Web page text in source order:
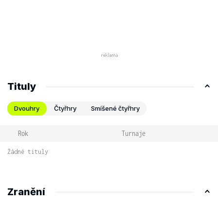
Tituly
Dvouhry Čtyřhry Smíšené čtyřhry
Rok Turnaje
Žádné tituly
Zranění